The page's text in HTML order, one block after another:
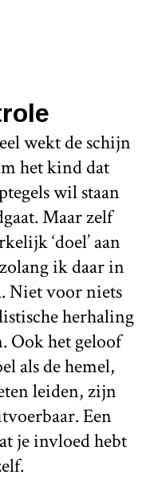
wekt de schijn
het kind dat
wil staan
Maar zelf
‘doel’ aan
ik daar in
Niet voor niets
herhaling
Ook het geloof
als de hemel,
leiden, zijn
Een
je invloed hebt